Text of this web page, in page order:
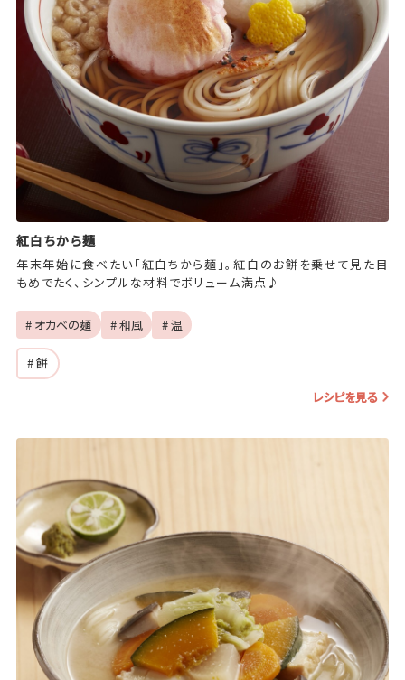
紅白ちから麺
年末年始に食べたい「紅白ちから麺」。紅白のお餅を乗せて見た目
もめでたく、シンプルな材料でボリューム満点♪
# オカベの麺 # 和風 # 温
# 餅
レシピを見る